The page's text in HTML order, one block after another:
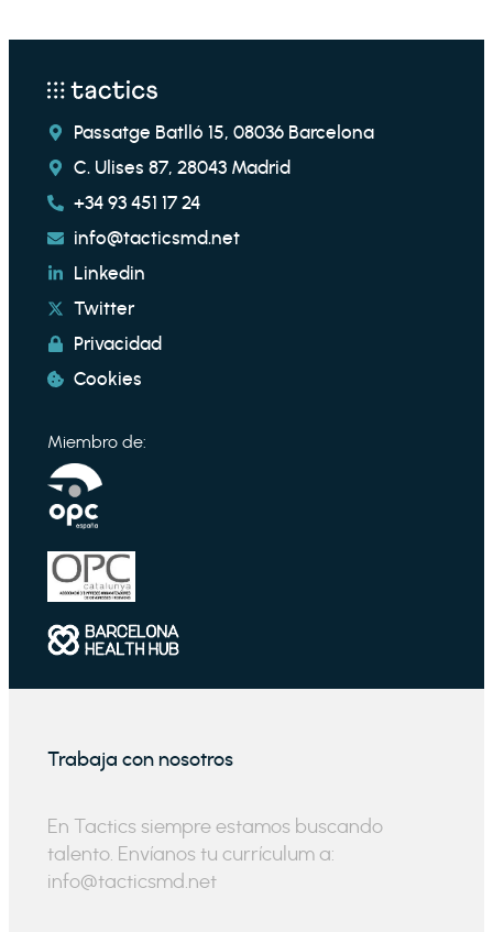
Passatge Batlló 15, 08036 Barcelona
C. Ulises 87, 28043 Madrid
+34 93 451 17 24
info@tacticsmd.net
Linkedin
Twitter
Privacidad
Cookies
Miembro de:
Trabaja con nosotros
En Tactics siempre estamos buscando
talento. Envíanos tu currículum a:
info@tacticsmd.net